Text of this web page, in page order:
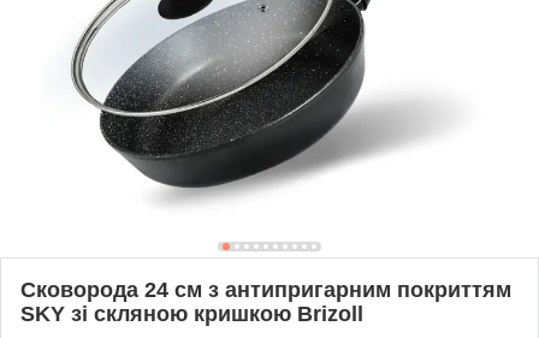
Сковорода 24 см з антипригарним покриттям
SKY зі скляною кришкою Brizoll